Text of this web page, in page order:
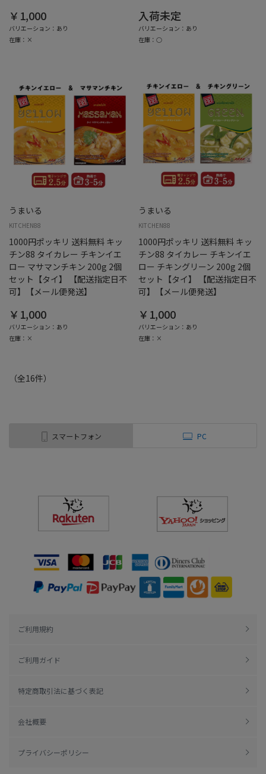
￥1,000
バリエーション：あり
在庫：×
入荷未定
バリエーション：あり
在庫：○
うまいる
KITCHEN88
1000円ポッキリ 送料無料 キッ
チン88 タイカレー チキンイエ
ロー マサマンチキン 200g 2個
セット【タイ】 【配送指定日不
可】【メール便発送】
￥1,000
バリエーション：あり
在庫：×
うまいる
KITCHEN88
1000円ポッキリ 送料無料 キッ
チン88 タイカレー チキンイエ
ロー チキングリーン 200g 2個
セット【タイ】 【配送指定日不
可】【メール便発送】
￥1,000
バリエーション：あり
在庫：×
（全16件）
スマートフォン PC
ご利用規約
ご利用ガイド
特定商取引法に基づく表記
会社概要
プライバシーポリシー